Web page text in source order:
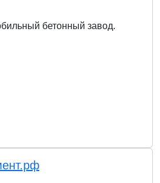
бетонный завод.